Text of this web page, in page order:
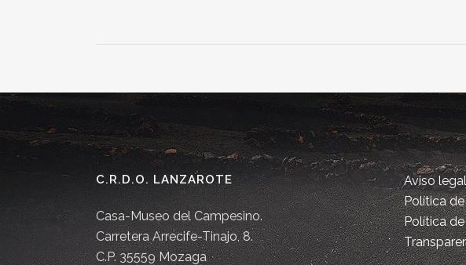
C.R.D.O. LANZAROTE
Casa-Museo del Campesino.
Carretera Arrecife-Tinajo, 8.
C.P. 35559 Mozaga
Aviso legal
Política
Política